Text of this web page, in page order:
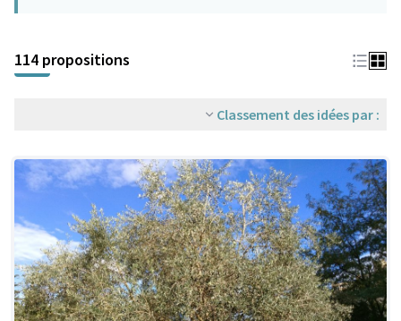
114 propositions
Classement des idées par :